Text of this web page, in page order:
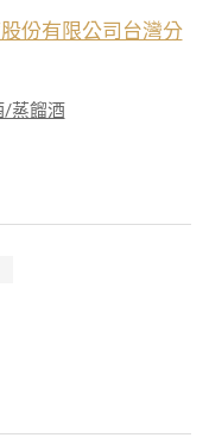
份有限公司台灣分
/蒸餾酒